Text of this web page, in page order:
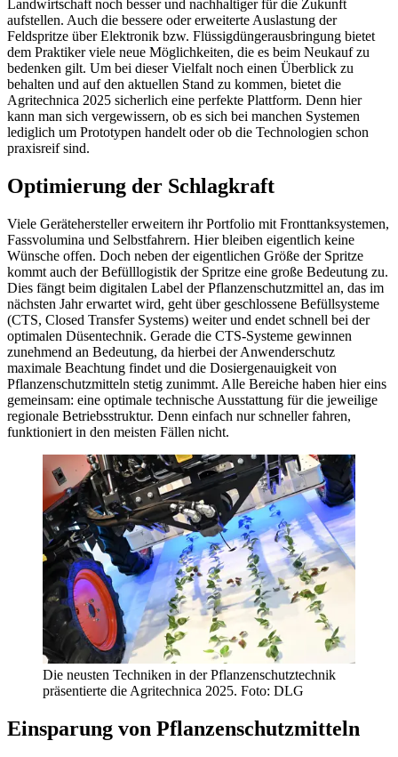
Landwirtschaft noch besser und nachhaltiger für die Zukunft
aufstellen. Auch die bessere oder erweiterte Auslastung der
Feldspritze über Elektronik bzw. Flüssigdüngerausbringung bietet
dem Praktiker viele neue Möglichkeiten, die es beim Neukauf zu
bedenken gilt. Um bei dieser Vielfalt noch einen Überblick zu
behalten und auf den aktuellen Stand zu kommen, bietet die
Agritechnica 2025 sicherlich eine perfekte Plattform. Denn hier
kann man sich vergewissern, ob es sich bei manchen Systemen
lediglich um Prototypen handelt oder ob die Technologien schon
praxisreif sind.
Optimierung der Schlagkraft
Viele Gerätehersteller erweitern ihr Portfolio mit Fronttanksystemen,
Fassvolumina und Selbstfahrern. Hier bleiben eigentlich keine
Wünsche offen. Doch neben der eigentlichen Größe der Spritze
kommt auch der Befülllogistik der Spritze eine große Bedeutung zu.
Dies fängt beim digitalen Label der Pflanzenschutzmittel an, das im
nächsten Jahr erwartet wird, geht über geschlossene Befüllsysteme
(CTS, Closed Transfer Systems) weiter und endet schnell bei der
optimalen Düsentechnik. Gerade die CTS-Systeme gewinnen
zunehmend an Bedeutung, da hierbei der Anwenderschutz
maximale Beachtung findet und die Dosiergenauigkeit von
Pflanzenschutzmitteln stetig zunimmt. Alle Bereiche haben hier eins
gemeinsam: eine optimale technische Ausstattung für die jeweilige
regionale Betriebsstruktur. Denn einfach nur schneller fahren,
funktioniert in den meisten Fällen nicht.
Die neusten Techniken in der Pflanzenschutztechnik
präsentierte die Agritechnica 2025. Foto: DLG
Einsparung von Pflanzenschutzmitteln